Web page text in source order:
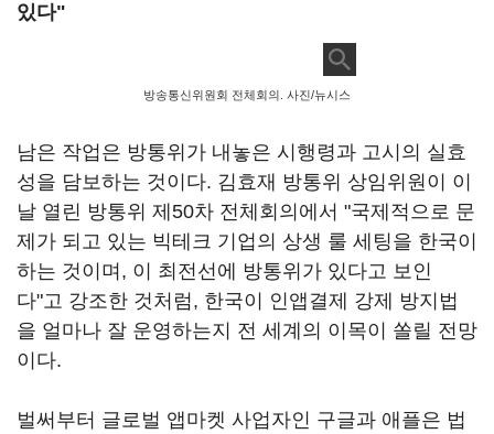
있다"
방송통신위원회 전체회의. 사진/뉴시스
남은 작업은 방통위가 내놓은 시행령과 고시의 실효
성을 담보하는 것이다. 김효재 방통위 상임위원이 이
날 열린 방통위 제50차 전체회의에서 "국제적으로 문
제가 되고 있는 빅테크 기업의 상생 룰 세팅을 한국이
하는 것이며, 이 최전선에 방통위가 있다고 보인
다"고 강조한 것처럼, 한국이 인앱결제 강제 방지법
을 얼마나 잘 운영하는지 전 세계의 이목이 쏠릴 전망
이다.
벌써부터 글로벌 앱마켓 사업자인 구글과 애플은 법